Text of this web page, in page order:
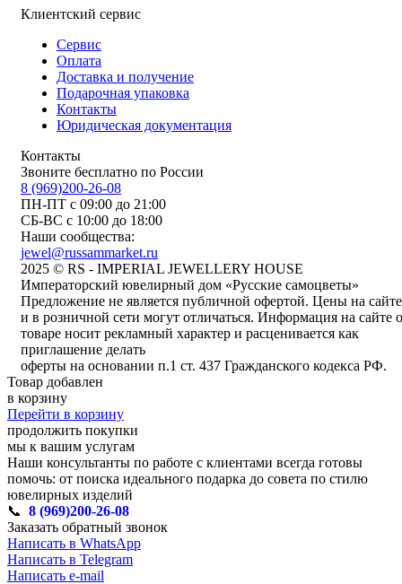
Клиентский сервис
Сервис
Оплата
Доставка и получение
Подарочная упаковка
Контакты
Юридическая документация
Контакты
Звоните бесплатно по России
8 (969)200-26-08
ПН-ПТ с 09:00 до 21:00
СБ-ВС с 10:00 до 18:00
Наши сообщества:
jewel@russammarket.ru
2025 © RS - IMPERIAL JEWELLERY HOUSE
Императорский ювелирный дом «Русские самоцветы»
Предложение не является публичной офертой. Цены на сайте
и в розничной сети могут отличаться. Информация на сайте о
товаре носит рекламный характер и расценивается как
приглашение делать
оферты на основании п.1 ст. 437 Гражданского кодекса РФ.
Товар добавлен
в корзину
Перейти в корзину
продолжить покупки
мы к вашим услугам
Наши консультанты по работе с клиентами всегда готовы
помочь: от поиска идеального подарка до совета по стилю
ювелирных изделий
📞 8 (969)200-26-08
Заказать обратный звонок
Написать в WhatsApp
Написать в Telegram
Написать e-mail